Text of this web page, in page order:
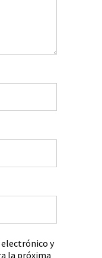
y
la próxima